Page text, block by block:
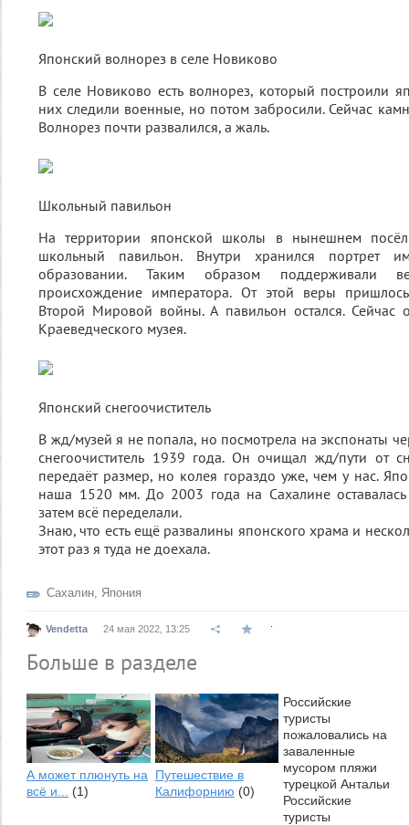
Японский волнорез в селе Новиково
В селе Новиково есть волнорез, который построили
них следили военные, но потом забросили. Сейчас
Волнорез почти развалился, а жаль.
Школьный павильон
На территории японской школы в нынешнем
школьный павильон. Внутри хранился портрет
образовании. Таким образом поддерживали
происхождение императора. От этой веры
Второй Мировой войны. А павильон остался. Сейчас
Краеведческого музея.
Японский снегоочиститель
В жд/музей я не попала, но посмотрела на экспонаты
снегоочиститель 1939 года. Он очищал жд/пути от
передаёт размер, но колея гораздо уже, чем у нас.
наша 1520 мм. До 2003 года на Сахалине оставалась
затем всё переделали.
Знаю, что есть ещё развалины японского храма и
этот раз я туда не доехала.
Сахалин, Япония
Vendetta 24 мая 2022, 13:25
Больше в разделе
А может плюнуть на
всё и... (1)
Путешествие в
Калифорнию (0)
Российские
туристы
пожаловались на
заваленные
мусором пляжи
турецкой Антальи
Российские
туристы